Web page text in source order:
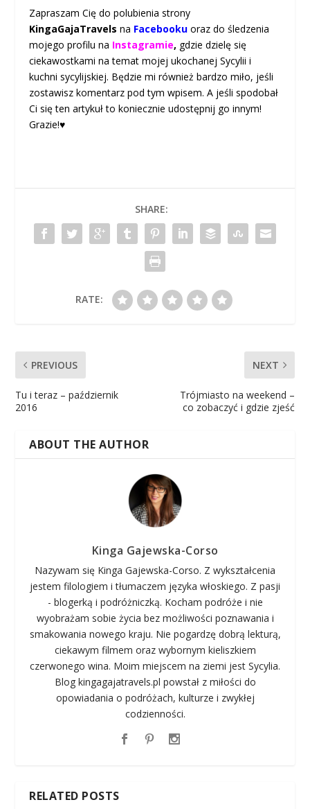
Zapraszam Cię do polubienia strony
KingaGajaTravels na Facebooku oraz do śledzenia
mojego profilu na Instagramie, gdzie dzielę się
ciekawostkami na temat mojej ukochanej Sycylii i
kuchni sycylijskiej. Będzie mi również bardzo miło, jeśli
zostawisz komentarz pod tym wpisem. A jeśli spodobał
Ci się ten artykuł to koniecznie udostępnij go innym!
Grazie!♥
SHARE:
RATE:
PREVIOUS
Tu i teraz – październik
2016
NEXT
Trójmiasto na weekend –
co zobaczyć i gdzie zjeść
ABOUT THE AUTHOR
Kinga Gajewska-Corso
Nazywam się Kinga Gajewska-Corso. Z wykształcenia
jestem filologiem i tłumaczem języka włoskiego. Z pasji
- blogerką i podróżniczką. Kocham podróże i nie
wyobrażam sobie życia bez możliwości poznawania i
smakowania nowego kraju. Nie pogardzę dobrą lekturą,
ciekawym filmem oraz wybornym kieliszkiem
czerwonego wina. Moim miejscem na ziemi jest Sycylia.
Blog kingagajatravels.pl powstał z miłości do
opowiadania o podróżach, kulturze i zwykłej
codzienności.
RELATED POSTS